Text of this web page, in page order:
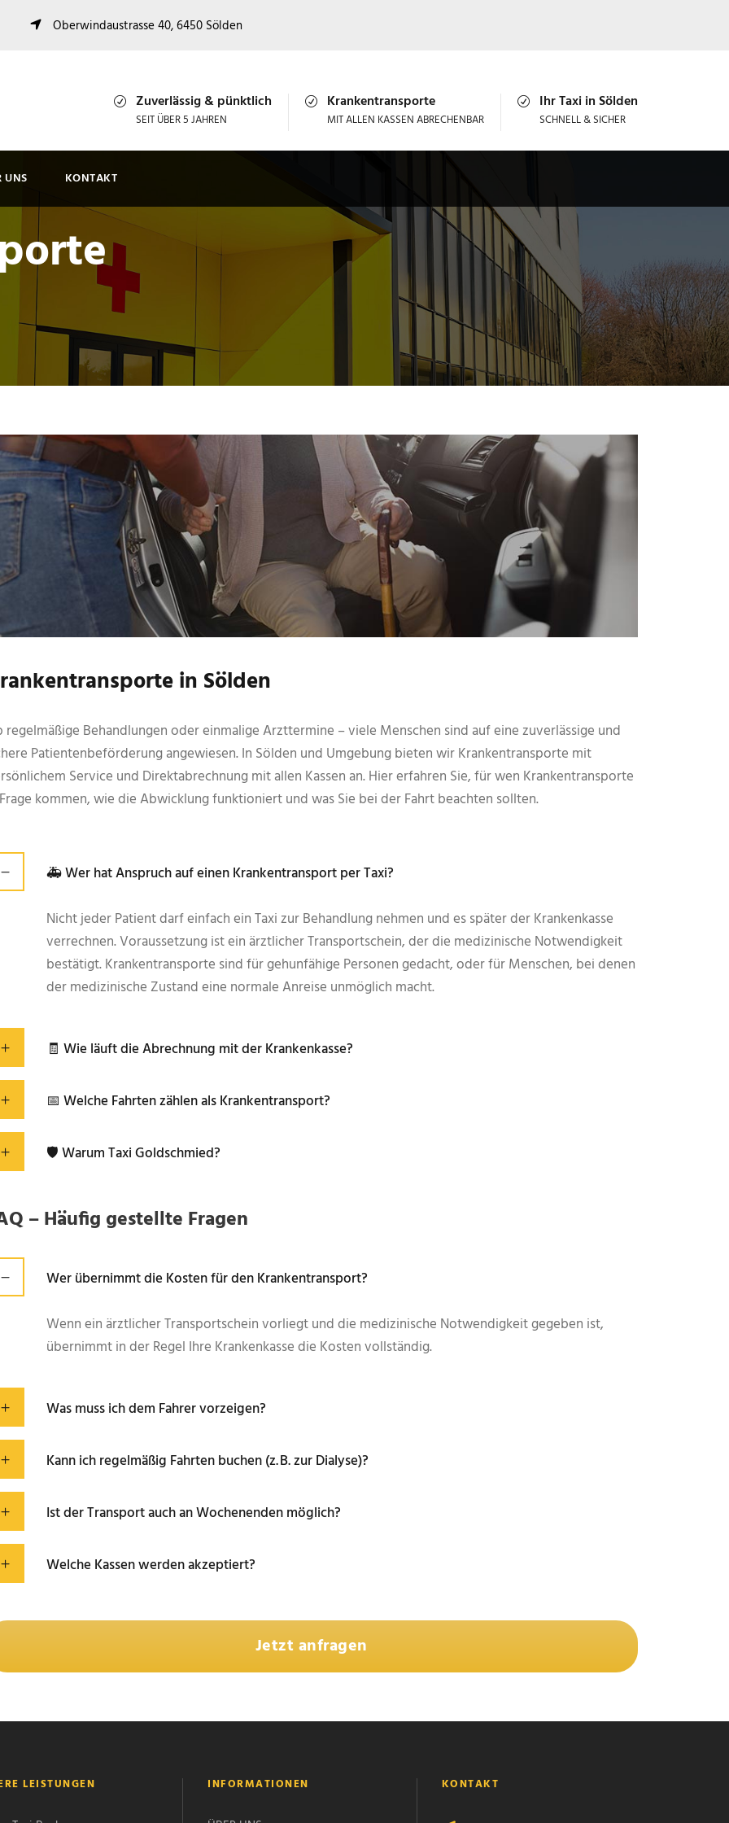
Oberwindaustrasse 40, 6450 Sölden
Zuverlässig & pünktlich
SEIT ÜBER 5 JAHREN
Krankentransporte
MIT ALLEN KASSEN ABRECHENBAR
Ihr Taxi in Sölden
SCHNELL & SICHER
UNS KONTAKT
in Sölden
regelmäßige Behandlungen oder einmalige Arzttermine – viele Menschen sind auf eine zuverlässige und
Patientenbeförderung angewiesen. In Sölden und Umgebung bieten wir Krankentransporte mit
Service und Direktabrechnung mit allen Kassen an. Hier erfahren Sie, für wen Krankentransporte
kommen, wie die Abwicklung funktioniert und was Sie bei der Fahrt beachten sollten.
🚑 Wer hat Anspruch auf einen Krankentransport per Taxi?
Nicht jeder Patient darf einfach ein Taxi zur Behandlung nehmen und es später der Krankenkasse
verrechnen. Voraussetzung ist ein ärztlicher Transportschein, der die medizinische Notwendigkeit
bestätigt. Krankentransporte sind für gehunfähige Personen gedacht, oder für Menschen, bei denen
der medizinische Zustand eine normale Anreise unmöglich macht.
🧾 Wie läuft die Abrechnung mit der Krankenkasse?
📅 Welche Fahrten zählen als Krankentransport?
🛡️ Warum Taxi Goldschmied?
– Häufig gestellte Fragen
Wer übernimmt die Kosten für den Krankentransport?
Wenn ein ärztlicher Transportschein vorliegt und die medizinische Notwendigkeit gegeben ist,
übernimmt in der Regel Ihre Krankenkasse die Kosten vollständig.
Was muss ich dem Fahrer vorzeigen?
Kann ich regelmäßig Fahrten buchen (z. B. zur Dialyse)?
Ist der Transport auch an Wochenenden möglich?
Welche Kassen werden akzeptiert?
Jetzt anfragen
LEISTUNGEN INFORMATIONEN KONTAKT